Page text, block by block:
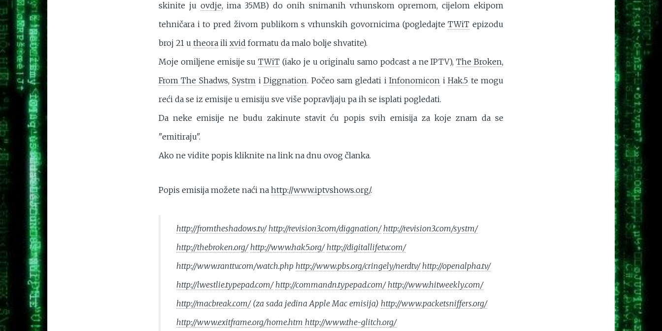
skinite ju ovdje, ima 35MB) do onih snimanih vrhunskom opremom, cijelom ekipom
tehničara i to pred živom publikom s vrhunskih govornicima (pogledajteTWiT epizodu
broj 21 u theora ili xvid formatu da malo bolje shvatite).
Moje omiljene emisije suTWiT (iako je u originalu samo podcast a ne IPTV),The Broken,
From The Shadws,Systm iDiggnation. Počeo sam gledati iInfonomicon iHak.5 te mogu
reći da se iz emisije u emisiju sve više popravljaju pa ih se isplati pogledati.
Da neke emisije ne budu zakinute stavit ću popis svih emisija za koje znam da se
"emitiraju".
Ako ne vidite popis kliknite na link na dnu ovog članka.
Popis emisija možete naći na http://www.iptvshows.org/.
http://fromtheshadows.tv/ http://revision3.com/diggnation/ http://revision3.com/systm/
http://thebroken.org/ http://www.hak5.org/ http://digitallifetv.com/
http://www.ranttv.com/watch.php http://www.pbs.org/cringely/nerdtv/ http://openalpha.tv/
http://lwestlie.typepad.com/ http://commandn.typepad.com/ http://www.hitweekly.com/
http://macbreak.com/(za sada jedina Apple Mac emisija) http://www.packetsniffers.org/
http://www.exitframe.org/home.htm http://www.the-glitch.org/